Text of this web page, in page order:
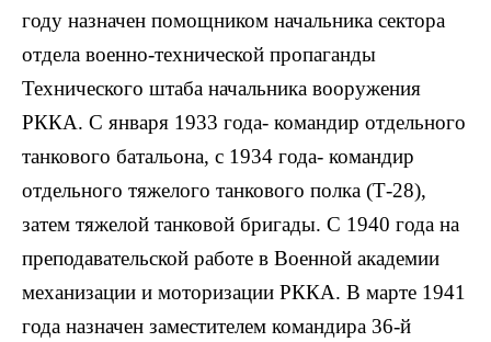
году назначен помощником начальника сектора
отдела военно-технической пропаганды
Технического штаба начальника вооружения
РККА. С января 1933 года- командир отдельного
танкового батальона, с 1934 года- командир
отдельного тяжелого танкового полка (Т-28),
затем тяжелой танковой бригады. С 1940 года на
преподавательской работе в Военной академии
механизации и моторизации РККА. В марте 1941
года назначен заместителем командира 36-й